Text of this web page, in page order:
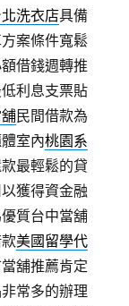
洗衣店具備
案條件寬鬆
借錢週轉推
利息支票貼
民間借款為
室內桃園系
最輕鬆的貸
獲得資金融
質台中當舖
美國留學代
舖推薦肯定
常多的辦理